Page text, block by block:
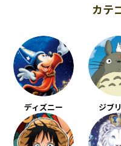
カテ
ディズニー ジブ